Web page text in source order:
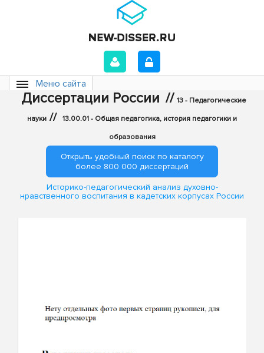
Меню сайта
Диссертации России // 13 - Педагогические
науки // 13.00.01 - Общая педагогика, история педагогики и
образования
Открыть удобный поиск по каталогу
более 800 000 диссертаций
Историко-педагогический анализ духовно-
нравственного воспитания в кадетских корпусах России